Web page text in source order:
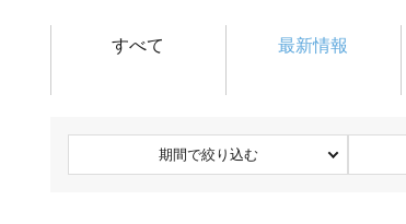
すべて 最新情報
期間で絞り込む